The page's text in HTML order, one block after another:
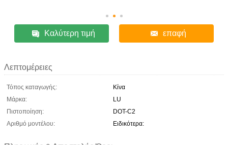
Καλύτερη τιμή επαφή
Λεπτομέρειες
Τόπος καταγωγής:
Κίνα
Μάρκα:
LU
Πιστοποίηση:
DOT-C2
Αριθμό μοντέλου:
Ειδικότερα: